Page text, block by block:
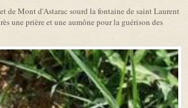
de Mont d'Astarac sourd la fontaine de saint Laurent
une prière et une aumône pour la guérison des